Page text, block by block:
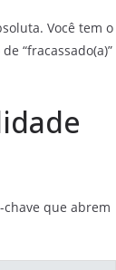
Você tem o
“fracassado(a)”
que abrem